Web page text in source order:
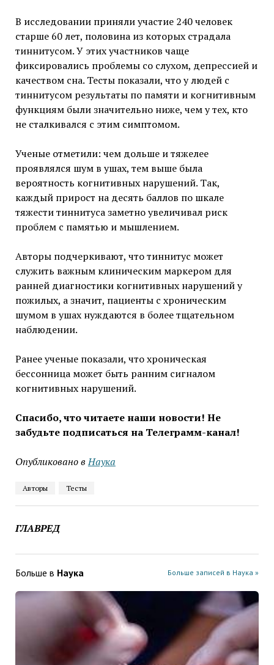
В исследовании приняли участие 240 человек
старше 60 лет, половина из которых страдала
тиннитусом. У этих участников чаще
фиксировались проблемы со слухом, депрессией и
качеством сна. Тесты показали, что у людей с
тиннитусом результаты по памяти и когнитивным
функциям были значительно ниже, чем у тех, кто
не сталкивался с этим симптомом.
Ученые отметили: чем дольше и тяжелее
проявлялся шум в ушах, тем выше была
вероятность когнитивных нарушений. Так,
каждый прирост на десять баллов по шкале
тяжести тиннитуса заметно увеличивал риск
проблем с памятью и мышлением.
Авторы подчеркивают, что тиннитус может
служить важным клиническим маркером для
ранней диагностики когнитивных нарушений у
пожилых, а значит, пациенты с хроническим
шумом в ушах нуждаются в более тщательном
наблюдении.
Ранее ученые показали, что хроническая
бессонница может быть ранним сигналом
когнитивных нарушений.
Спасибо, что читаете наши новости! Не
забудьте подписаться на Телеграмм-канал!
Опубликовано в Наука
Авторы Тесты
ГЛАВРЕД
Больше в Наука Больше записей в Наука »